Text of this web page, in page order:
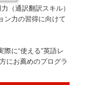
（通訳翻訳スキル）
ン力の習得に向けて
に“使える”英語レ
にお薦めのプログラ